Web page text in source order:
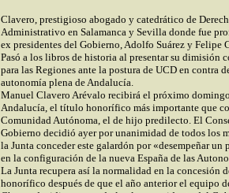
Clavero, prestigioso abogado y catedrático de
Administrativo en Salamanca y Sevilla donde fue
ex presidentes del Gobierno, Adolfo Suárez y Felipe
Pasó a los libros de historia al presentar su dimisión
para las Regiones ante la postura de UCD en contra
autonomía plena de Andalucía.
Manuel Clavero Arévalo recibirá el próximo
Andalucía, el título honorífico más importante que
Comunidad Autónoma, el de hijo predilecto. El
Gobierno decidió ayer por unanimidad de todos los
la Junta conceder este galardón por «desempeñar un
en la configuración de la nueva España de las
La Junta recupera así la normalidad en la concesión
honorífico después de que el año anterior el equipo